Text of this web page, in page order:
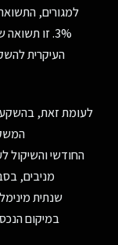
3%. זו
העיקרית
לעומת זאת,
החודשי והשיקול
מניבים,
במיקום